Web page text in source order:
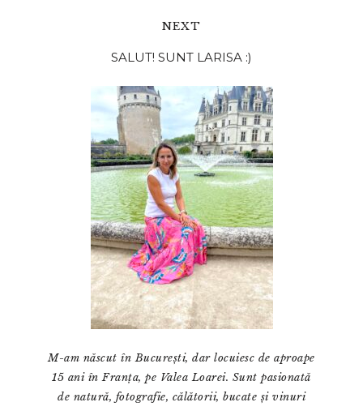
NEXT
principală
SALUT! SUNT LARISA :)
M-am născut în București, dar locuiesc de aproape
15 ani în Franța, pe Valea Loarei. Sunt pasionată
de natură, fotografie, călătorii, bucate și vinuri